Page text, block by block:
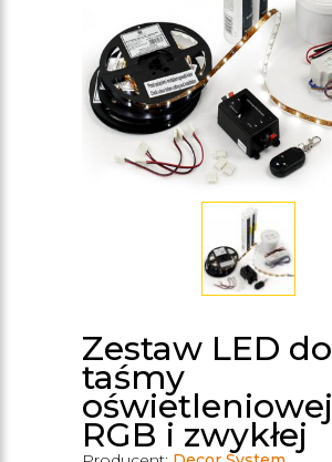
Zestaw LED do
taśmy
oświetleniowej
RGB i zwykłej